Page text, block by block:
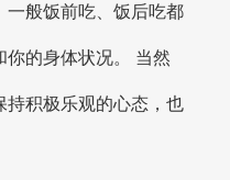
一般饭前吃、饭后吃都
你的身体状况。 当然
持积极乐观的心态，也